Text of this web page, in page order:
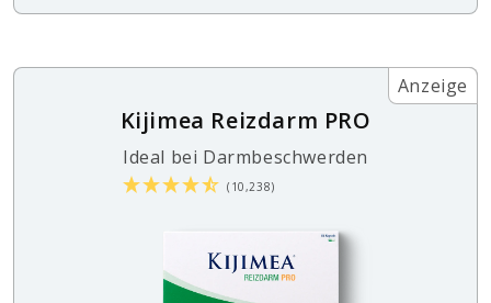
Anzeige
Kijimea Reizdarm PRO
Ideal bei Darmbeschwerden
(10,238)